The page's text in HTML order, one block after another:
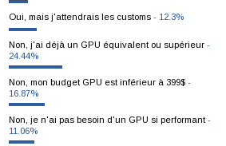
Oui, mais j'attendrais les customs - 12.3%
Non, j'ai déjà un GPU équivalent ou supérieur -
24.44%
Non, mon budget GPU est inférieur à 399$ -
16.87%
Non, je n'ai pas besoin d'un GPU si performant -
11.06%